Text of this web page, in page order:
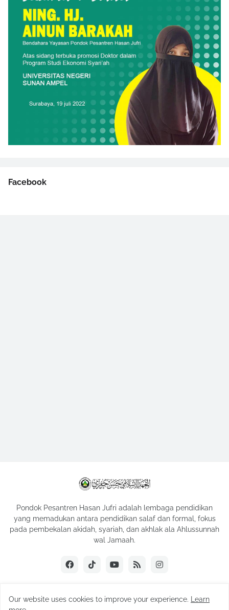
Facebook
Pondok Pesantren Hasan Jufri adalah lembaga pendidikan
yang memadukan antara pendidikan salaf dan formal, fokus
pada pembekalan akidah, syariah, dan akhlak ala Ahlussunnah
wal Jamaah.
Our website uses cookies to improve your experience.
Learn